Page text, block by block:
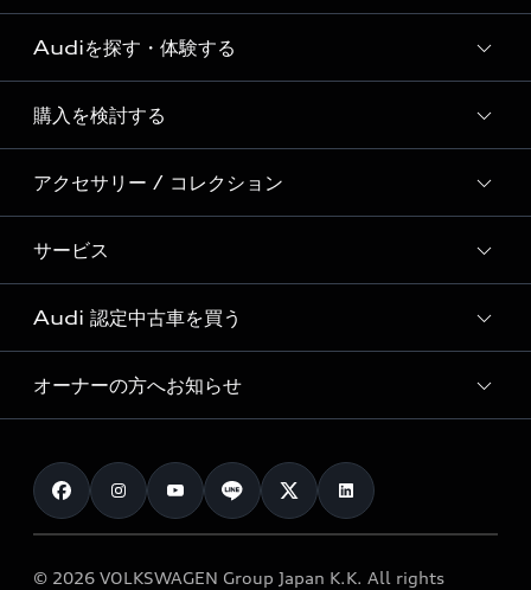
Audi ブランド
Story of Progress
Audi Sport
Formula 1®
デジタルサービス
Audiを探す・体験する
ディーラー検索
新車在庫検索
試乗車・展示車検索
見積り依頼
試乗予約
購入を検討する
モデル一覧
特別仕様モデル / 限定モデル
e-tronラインアップ
価格シミュレーション
車両比較
カタログ一覧
アクセサリー / コレクション
純正アクセサリー
オンラインショップ
Audi collection
アウディナビアプリ
サービス
サービス入庫予約
サービスプログラム
メンテナンス
車検 / 定期点検
e-tronアフターサポート
Audi 認定中古車を買う
Audi認定中古車
クオリティ
保証
メンテナンス
オーナーの方へお知らせ
お知らせ
オーナー様向けキャンペーン
© 2026 VOLKSWAGEN Group Japan K.K. All rights